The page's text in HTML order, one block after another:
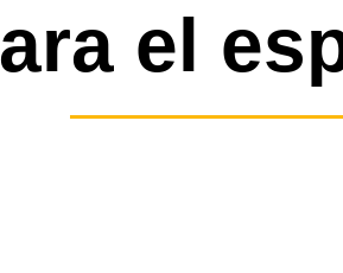
el